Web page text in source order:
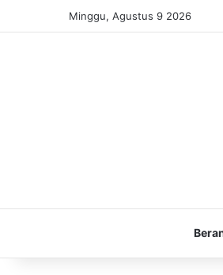
Minggu, Agustus 9 2026